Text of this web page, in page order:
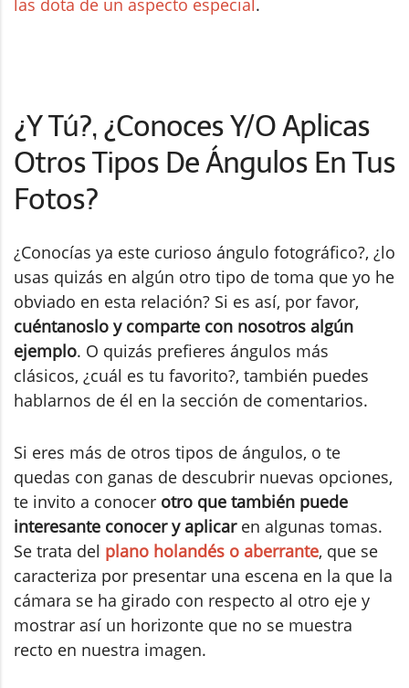
las dota de un aspecto especial .
¿Y Tú?, ¿Conoces Y/O Aplicas
Otros Tipos De Ángulos En Tus
Fotos?
¿Conocías ya este curioso ángulo fotográfico?, ¿lo
usas quizás en algún otro tipo de toma que yo he
obviado en esta relación? Si es así, por favor,
cuéntanoslo y comparte con nosotros algún
ejemplo. O quizás prefieres ángulos más
clásicos, ¿cuál es tu favorito?, también puedes
hablarnos de él en la sección de comentarios.
Si eres más de otros tipos de ángulos, o te
quedas con ganas de descubrir nuevas opciones,
te invito a conocer otro que también puede
interesante conocer y aplicaren algunas tomas.
Se trata del plano holandés o aberrante, que se
caracteriza por presentar una escena en la que la
cámara se ha girado con respecto al otro eje y
mostrar así un horizonte que no se muestra
recto en nuestra imagen.